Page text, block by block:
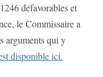
défavorables et
le Commissaire a
arguments qui y
disponible ici.